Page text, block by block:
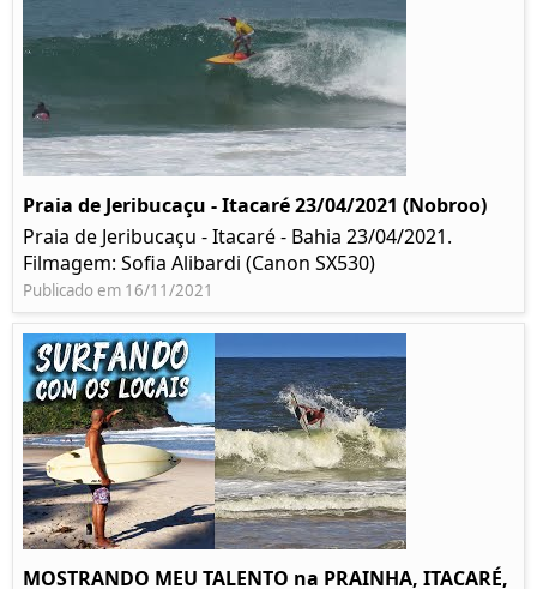
Praia de Jeribucaçu - Itacaré 23/04/2021 (Nobroo)
Praia de Jeribucaçu - Itacaré - Bahia 23/04/2021.
Filmagem: Sofia Alibardi (Canon SX530)
Publicado em 16/11/2021
MOSTRANDO MEU TALENTO na PRAINHA, ITACARÉ,